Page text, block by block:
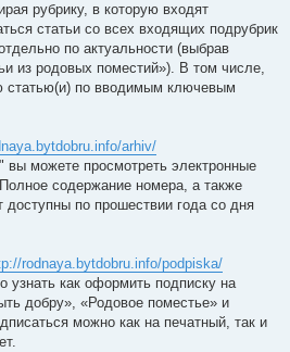
рубрику, в которую входят
статьи со всех входящих подрубрик
по актуальности (выбрав
из родовых поместий»). В том числе,
статью(и) по вводимым ключевым
arhiv/
вы можете просмотреть электронные
содержание номера, а также
по прошествии года со дня
rodnaya.bytdobru.info/podpiska/
узнать как оформить подписку на
добру», «Родовое поместье» и
можно как на печатный, так и